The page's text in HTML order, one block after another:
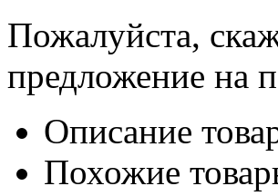
Пожалуйста,
предложение на
Описание
Похожие